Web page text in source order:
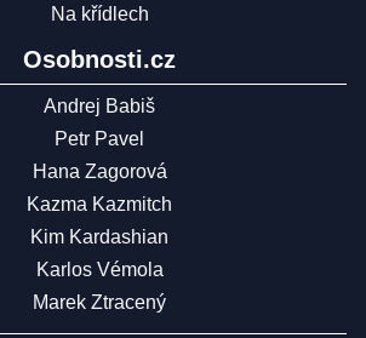
Na křídlech
Osobnosti.cz
Andrej Babiš
Petr Pavel
Hana Zagorová
Kazma Kazmitch
Kim Kardashian
Karlos Vémola
Marek Ztracený